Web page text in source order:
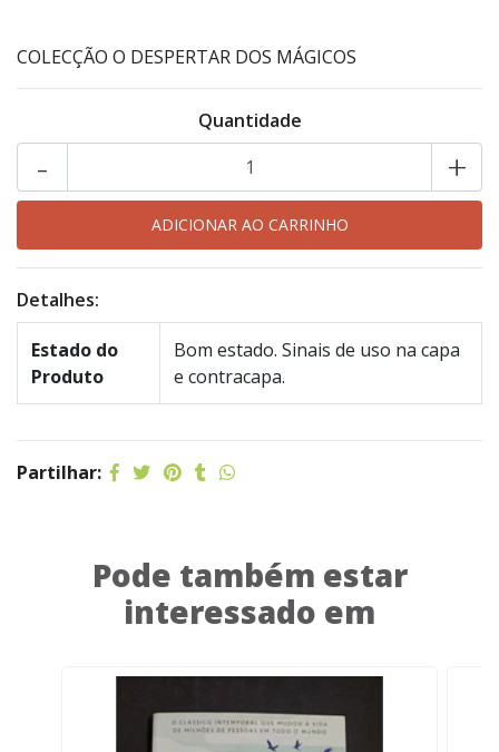
COLECÇÃO O DESPERTAR DOS MÁGICOS
Quantidade
+
-
Detalhes:
Estado do
Produto
Bom estado. Sinais de uso na capa
e contracapa.
Partilhar:
Pode também estar
interessado em